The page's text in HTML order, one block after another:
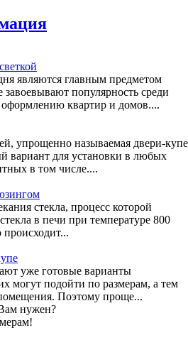
являются главным предметом
популярность среди
квартир и домов....
упрощенно называемая двери-купе
вариант для установки в любых
в том числе....
стекла, процесс которой
в печи при температуре 800
происходит...
уже готовые варианты
могут подойти по размерам, а тем
Поэтому проще...
нужен?